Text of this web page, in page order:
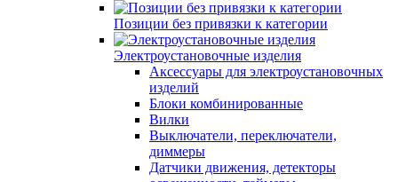
Позиции без привязки к категории
Электроустановочные изделия
Аксессуары для электроустановочных
изделий
Блоки комбинированные
Вилки
Выключатели, переключатели,
диммеры
Датчики движения, детекторы